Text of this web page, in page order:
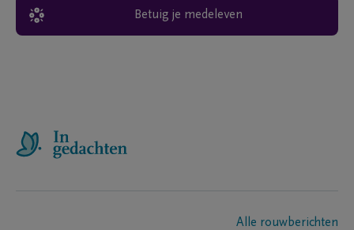
Betuig je medeleven
Alle rouwberichten